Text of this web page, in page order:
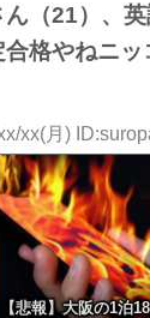
ん（21）、
格やねニッ
xx(月)
【悲報】大阪の1泊